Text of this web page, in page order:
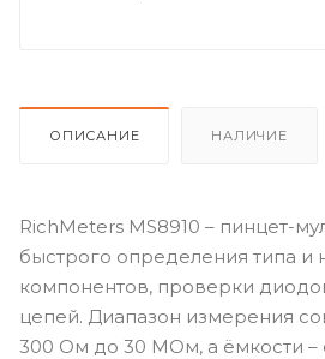
ОПИСАНИЕ НАЛИЧИЕ
RichMeters MS8910 – пинцет-
быстрого определения типа и
компонентов, проверки
цепей. Диапазон измерения
300 Ом до 30 МОм, а ёмкости